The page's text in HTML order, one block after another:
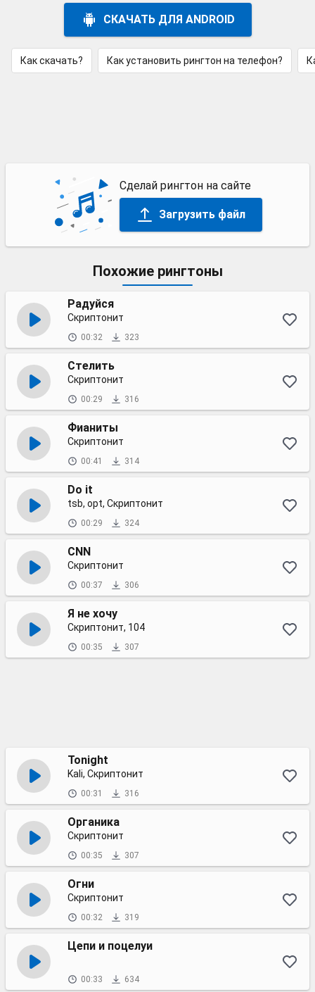
СКАЧАТЬ ДЛЯ ANDROID
Как скачать? Как установить рингтон на телефон?
Сделай рингтон на сайте
Загрузить файл
Похожие рингтоны
Радуйся
Скриптонит
00:32 323
Стелить
Скриптонит
00:29 316
Фианиты
Скриптонит
00:41 314
Do it
tsb, opt, Скриптонит
00:29 324
CNN
Скриптонит
00:37 306
Я не хочу
Скриптонит, 104
00:35 307
Tonight
Kali, Скриптонит
00:31 316
Органика
Скриптонит
00:35 307
Огни
Скриптонит
00:32 319
Цепи и поцелуи
00:33 634